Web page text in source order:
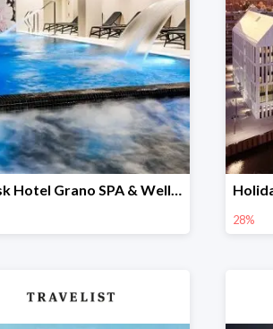
Gdańsk Hotel Grano SPA & Wellness w Travelist do -60%
28%